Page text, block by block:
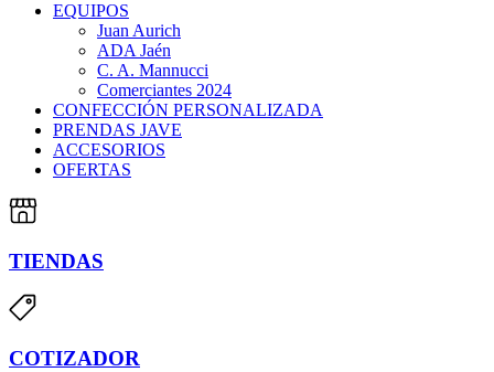
EQUIPOS
Juan Aurich
ADA Jaén
C. A. Mannucci
Comerciantes 2024
CONFECCIÓN PERSONALIZADA
PRENDAS JAVE
ACCESORIOS
OFERTAS
TIENDAS
COTIZADOR